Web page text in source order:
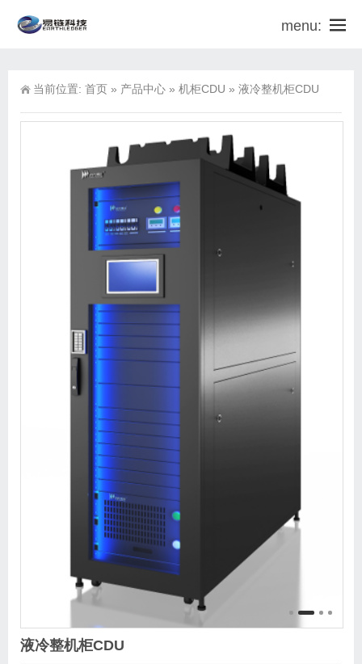
menu:
当前位置: 首页 » 产品中心 » 机柜CDU » 液冷整机柜CDU
液冷整机柜CDU